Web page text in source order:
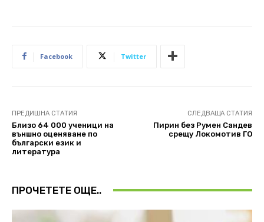
Facebook Twitter
ПРЕДИШНА СТАТИЯ
Близо 64 000 ученици на
външно оценяване по
български език и
литература
СЛЕДВАЩА СТАТИЯ
Пирин без Румен Сандев
срещу Локомотив ГО
ПРОЧЕТЕТЕ ОЩЕ..